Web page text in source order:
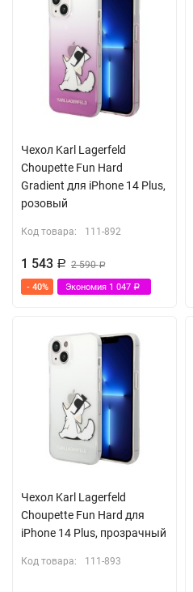
Чехол Karl Lagerfeld
Choupette Fun Hard
Gradient для iPhone 14 Plus,
розовый
Код товара: 111-892
1 543 Р 2 590Р
- 40% Экономия 1 047 Р
Чехол Karl Lagerfeld
Choupette Fun Hard для
iPhone 14 Plus, прозрачный
Код товара: 111-893